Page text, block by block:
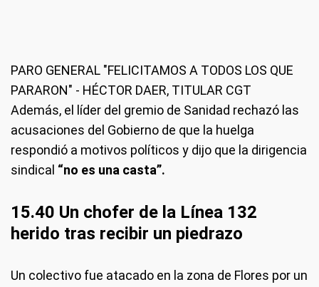
PARO GENERAL "FELICITAMOS A TODOS LOS QUE
PARARON" - HÉCTOR DAER, TITULAR CGT
Además, el líder del gremio de Sanidad rechazó las
acusaciones del Gobierno de que la huelga
respondió a motivos políticos y dijo que la dirigencia
sindical “no es una casta”.
15.40 Un chofer de la Línea 132
herido tras recibir un piedrazo
Un colectivo fue atacado en la zona de Flores por un